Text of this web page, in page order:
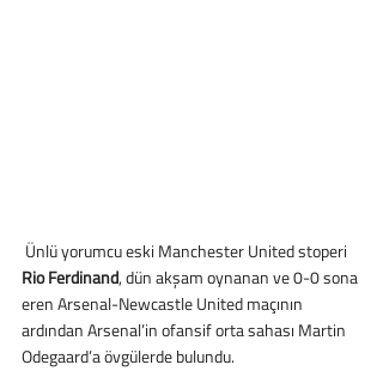
Ünlü yorumcu eski Manchester United stoperi
Rio Ferdinand, dün akşam oynanan ve 0-0 sona
eren Arsenal-Newcastle United maçının
ardından Arsenal’in ofansif orta sahası Martin
Odegaard’a övgülerde bulundu.